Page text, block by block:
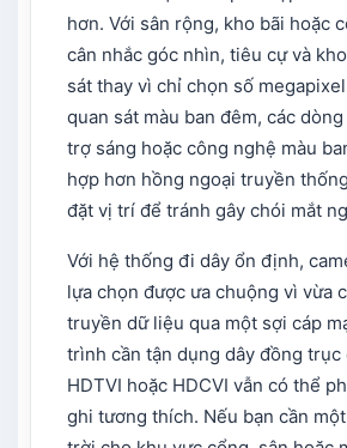
hơn. Với sân rộng, kho bãi hoặc
cân nhắc góc nhìn, tiêu cự và
sát thay vì chỉ chọn số
quan sát màu ban đêm, các dòng
trợ sáng hoặc công nghệ màu
hợp hơn hồng ngoại truyền
đặt vị trí để tránh gây chói mắt
Với hệ thống đi dây ổn định,
lựa chọn được ưa chuộng vì vừa
truyền dữ liệu qua một sợi cáp
trình cần tận dụng dây đồng trục
HDTVI hoặc HDCVI vẫn có thể
ghi tương thích. Nếu bạn cần